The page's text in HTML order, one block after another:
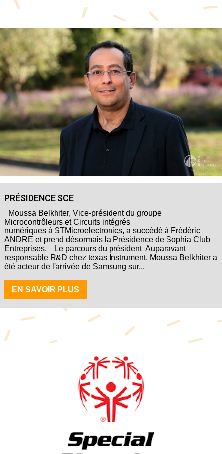
PRÉSIDENCE SCE
Moussa Belkhiter, Vice-président du groupe
Microcontrôleurs et Circuits intégrés
numériques à STMicroelectronics, a succédé à Frédéric
ANDRE et prend désormais la Présidence de Sophia Club
Entreprises. Le parcours du président Auparavant
responsable R&D chez texas Instrument, Moussa Belkhiter a
été acteur de l'arrivée de Samsung sur...
EN SAVOIR PLUS